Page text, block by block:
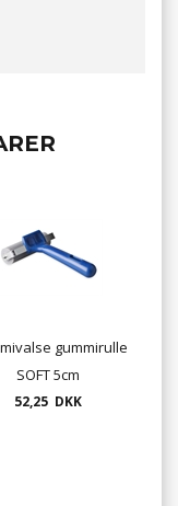
gummirulle
SOFT 5cm
52,25 DKK